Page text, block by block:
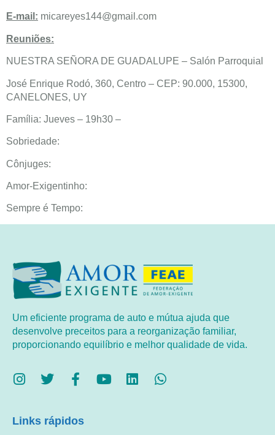
E-mail: micareyes144@gmail.com
Reuniões:
NUESTRA SEÑORA DE GUADALUPE – Salón Parroquial
José Enrique Rodó, 360, Centro – CEP: 90.000, 15300,
CANELONES, UY
Família: Jueves – 19h30 –
Sobriedade:
Cônjuges:
Amor-Exigentinho:
Sempre é Tempo:
Um eficiente programa de auto e mútua ajuda que
desenvolve preceitos para a reorganização familiar,
proporcionando equilíbrio e melhor qualidade de vida.
Links rápidos